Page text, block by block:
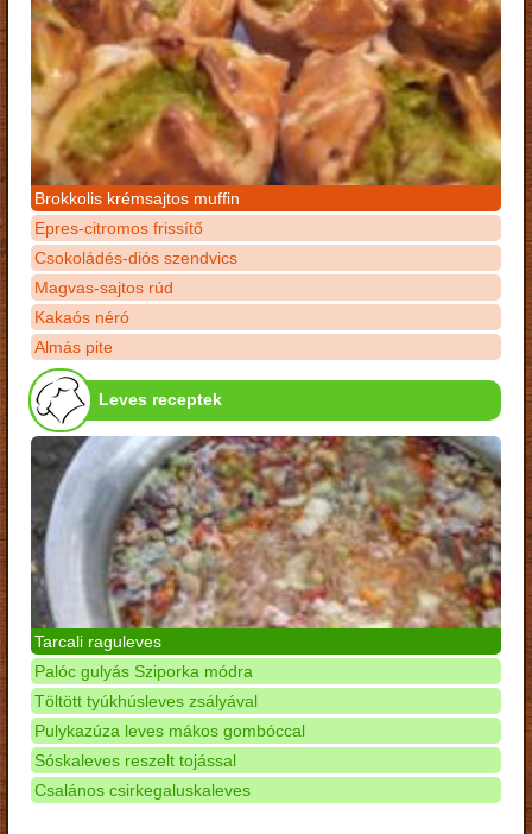
Brokkolis krémsajtos muffin
Epres-citromos frissítő
Csokoládés-diós szendvics
Magvas-sajtos rúd
Kakaós néró
Almás pite
Leves receptek
Tarcali raguleves
Palóc gulyás Sziporka módra
Töltött tyúkhúsleves zsályával
Pulykazúza leves mákos gombóccal
Sóskaleves reszelt tojással
Csalános csirkegaluskaleves